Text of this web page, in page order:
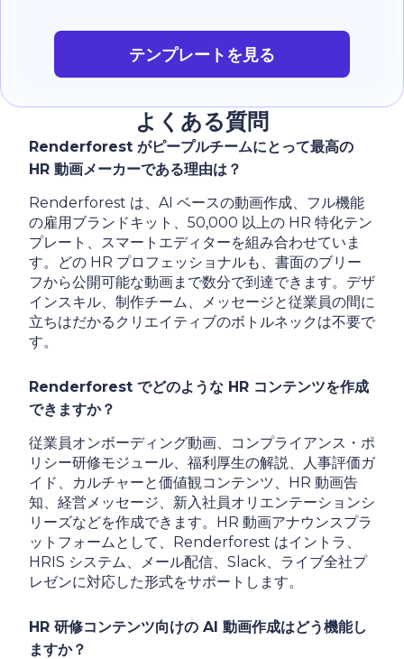
テンプレートを見る
よくある質問
Renderforest がピープルチームにとって最高の
HR 動画メーカーである理由は？
Renderforest は、AI ベースの動画作成、フル機能
の雇用ブランドキット、50,000 以上の HR 特化テン
プレート、スマートエディターを組み合わせていま
す。どの HR プロフェッショナルも、書面のブリー
フから公開可能な動画まで数分で到達できます。デザ
インスキル、制作チーム、メッセージと従業員の間に
立ちはだかるクリエイティブのボトルネックは不要で
す。
Renderforest でどのような HR コンテンツを作成
できますか？
従業員オンボーディング動画、コンプライアンス・ポ
リシー研修モジュール、福利厚生の解説、人事評価ガ
イド、カルチャーと価値観コンテンツ、HR 動画告
知、経営メッセージ、新入社員オリエンテーションシ
リーズなどを作成できます。HR 動画アナウンスプラ
ットフォームとして、Renderforest はイントラ、
HRIS システム、メール配信、Slack、ライブ全社プ
レゼンに対応した形式をサポートします。
HR 研修コンテンツ向けの AI 動画作成はどう機能し
ますか？